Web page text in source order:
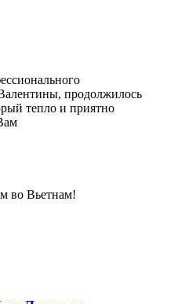
продолжилось
тепло и приятно
во Вьетнам!